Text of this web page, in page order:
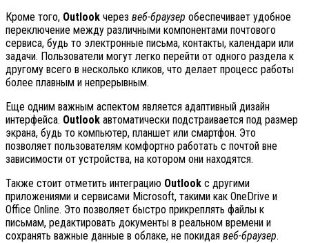
Кроме того, Outlook через веб-браузер обеспечивает удобное
переключение между различными компонентами почтового
сервиса, будь то электронные письма, контакты, календари или
задачи. Пользователи могут легко перейти от одного раздела к
другому всего в несколько кликов, что делает процесс работы
более плавным и непрерывным.
Еще одним важным аспектом является адаптивный дизайн
интерфейса. Outlook автоматически подстраивается под размер
экрана, будь то компьютер, планшет или смартфон. Это
позволяет пользователям комфортно работать с почтой вне
зависимости от устройства, на котором они находятся.
Также стоит отметить интеграцию Outlook с другими
приложениями и сервисами Microsoft, такими как OneDrive и
Office Online. Это позволяет быстро прикреплять файлы к
письмам, редактировать документы в реальном времени и
сохранять важные данные в облаке, не покидая веб-браузер.